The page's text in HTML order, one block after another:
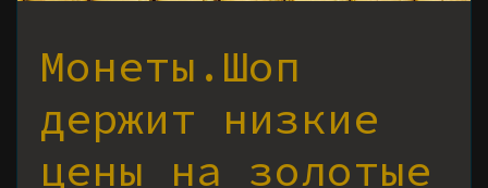
Монеты.Шоп
держит низкие
цены на золотые